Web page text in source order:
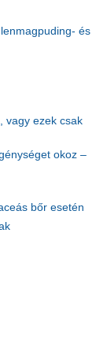
és
vagy ezek csak
okoz –
bőr esetén